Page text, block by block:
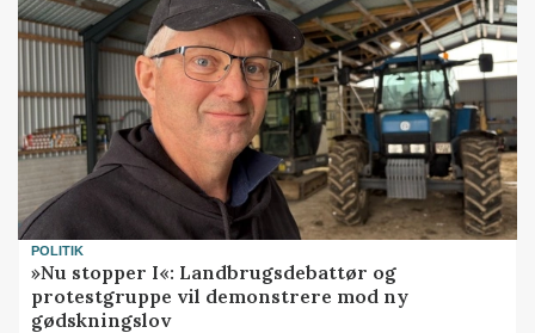
POLITIK
»Nu stopper I«: Landbrugsdebattør og
protestgruppe vil demonstrere mod ny
gødskningslov